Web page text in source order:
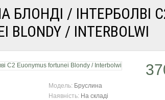
БЛОНДІ / ІНТЕРБОЛВІ
BLONDY / INTERBOLWI
Модель: Бруслина
Наявність: На складі